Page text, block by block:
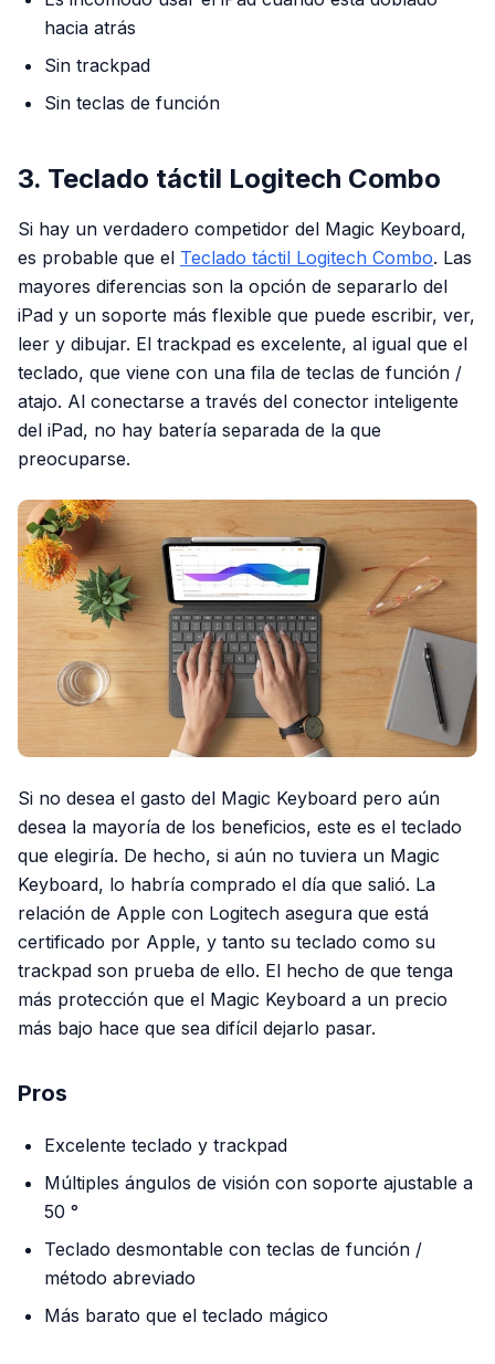
hacia atrás
Sin trackpad
Sin teclas de función
3. Teclado táctil Logitech Combo
Si hay un verdadero competidor del Magic Keyboard,
es probable que el Teclado táctil Logitech Combo. Las
mayores diferencias son la opción de separarlo del
iPad y un soporte más flexible que puede escribir, ver,
leer y dibujar. El trackpad es excelente, al igual que el
teclado, que viene con una fila de teclas de función /
atajo. Al conectarse a través del conector inteligente
del iPad, no hay batería separada de la que
preocuparse.
Si no desea el gasto del Magic Keyboard pero aún
desea la mayoría de los beneficios, este es el teclado
que elegiría. De hecho, si aún no tuviera un Magic
Keyboard, lo habría comprado el día que salió. La
relación de Apple con Logitech asegura que está
certificado por Apple, y tanto su teclado como su
trackpad son prueba de ello. El hecho de que tenga
más protección que el Magic Keyboard a un precio
más bajo hace que sea difícil dejarlo pasar.
Pros
Excelente teclado y trackpad
Múltiples ángulos de visión con soporte ajustable a
50 °
Teclado desmontable con teclas de función /
método abreviado
Más barato que el teclado mágico